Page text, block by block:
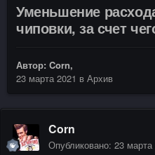
Уменьшение
чиповки, за счет
Автор: Corn,
23 марта 2021 в Архив
Corn
Опубликовано: 23 марта